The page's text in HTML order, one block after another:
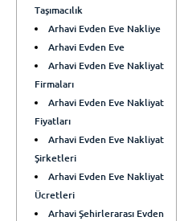
Taşımacılık
Arhavi Evden Eve Nakliye
Arhavi Evden Eve
Arhavi Evden Eve Nakliyat
Firmaları
Arhavi Evden Eve Nakliyat
Fiyatları
Arhavi Evden Eve Nakliyat
Şirketleri
Arhavi Evden Eve Nakliyat
Ücretleri
Arhavi Şehirlerarası Evden